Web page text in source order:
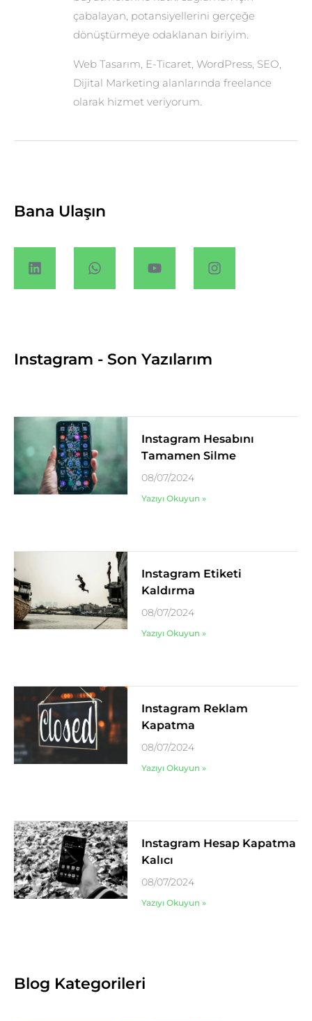
çabalayan, potansiyellerini gerçeğe
dönüştürmeye odaklanan biriyim.
Web Tasarım, E-Ticaret, WordPress, SEO,
Dijital Marketing alanlarında freelance
olarak hizmet veriyorum.
Bana Ulaşın
Instagram - Son Yazılarım
Instagram Hesabını
Tamamen Silme
08/07/2024
Yazıyı Okuyun »
Instagram Etiketi
Kaldırma
08/07/2024
Yazıyı Okuyun »
Instagram Reklam
Kapatma
08/07/2024
Yazıyı Okuyun »
Instagram Hesap Kapatma
Kalıcı
08/07/2024
Yazıyı Okuyun »
Blog Kategorileri